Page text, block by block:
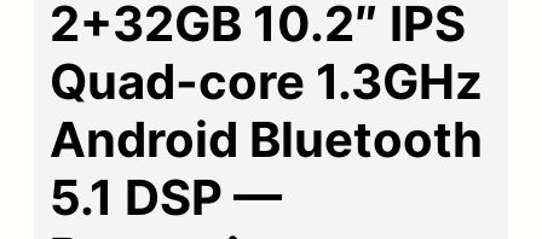
2+32GB 10.2″ IPS
Quad-core 1.3GHz
Android Bluetooth
5.1 DSP —